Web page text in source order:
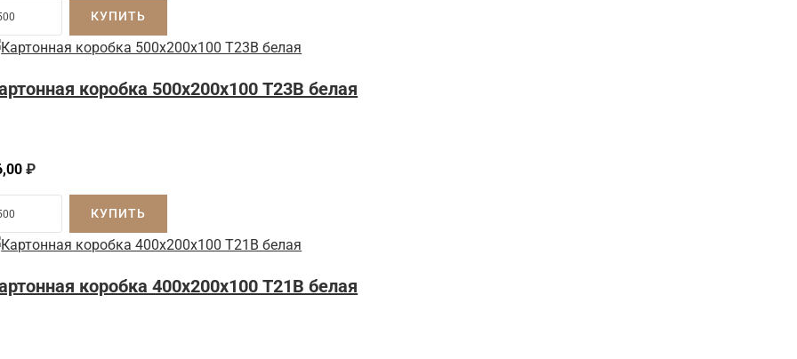
КУПИТЬ
коробка 500x200x100 Т23B белая
₽
КУПИТЬ
коробка 400x200x100 Т21B белая